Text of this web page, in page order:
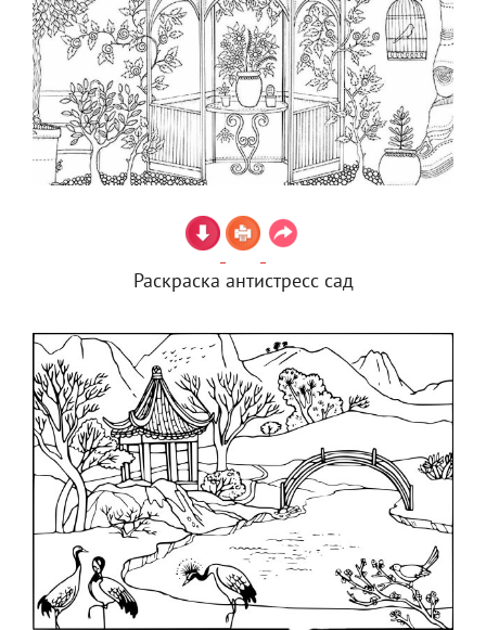
Раскраска антистресс сад